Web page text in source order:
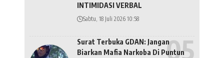
INTIMIDASI VERBAL
Sabtu, 18 Juli 2026 10:58
Surat Terbuka GDAN: Jangan
Biarkan Mafia Narkoba Di Puntun